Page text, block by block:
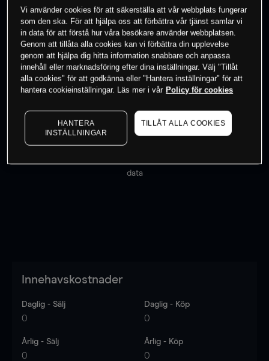
0% av kunderna har enposition i detta
instrument
Börja handla
Priserna är endast vägledande.
data
Innehavskostnader
Daglig - Sälj
0
Daglig - Köp
0
Årlig - Sälj
0
Årlig - Köp
0
Vi använder cookies för att säkerställa att vår webbplats fungerar
som den ska. För att hjälpa oss att förbättra vår tjänst samlar vi
in data för att förstå hur våra besökare använder webbplatsen.
Genom att tillåta alla cookies kan vi förbättra din upplevelse
genom att hjälpa dig hitta information snabbare och anpassa
innehåll eller marknadsföring efter dina inställningar. Välj "Tillåt
alla cookies" för att godkänna eller "Hantera inställningar" för att
hantera cookieinställningar. Läs mer i vår Policy för cookies
HANTERA
INSTÄLLNINGAR
TILLÅT ALLA COOKIES